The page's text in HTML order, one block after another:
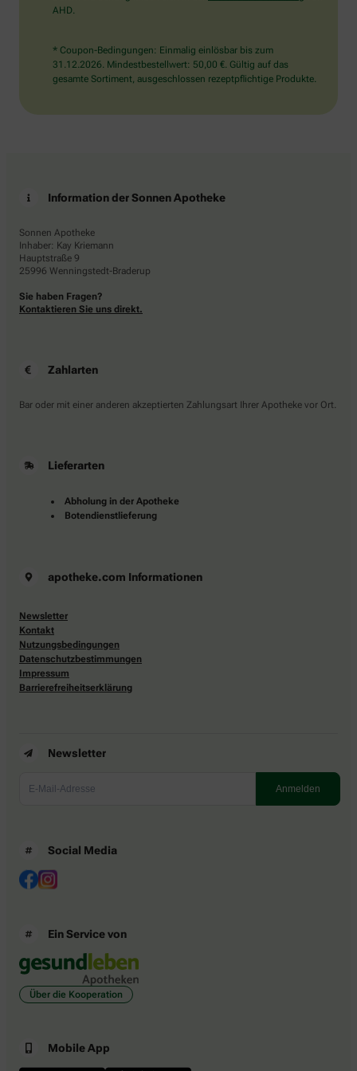
AHD.
* Coupon-Bedingungen: Einmalig einlösbar bis zum
31.12.2026. Mindestbestellwert: 50,00 €. Gültig auf das
gesamte Sortiment, ausgeschlossen rezeptpflichtige Produkte.
Information der Sonnen Apotheke
Sonnen Apotheke
Inhaber: Kay Kriemann
Hauptstraße 9
25996 Wenningstedt-Braderup
Sie haben Fragen?
Kontaktieren Sie uns direkt.
Zahlarten
Bar oder mit einer anderen akzeptierten Zahlungsart Ihrer Apotheke vor Ort.
Lieferarten
Abholung in der Apotheke
Botendienstlieferung
apotheke.com Informationen
Newsletter
Kontakt
Nutzungsbedingungen
Datenschutzbestimmungen
Impressum
Barrierefreiheitserklärung
Newsletter
Social Media
Ein Service von
Über die Kooperation
Mobile App